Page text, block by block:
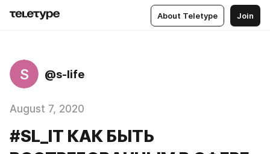
About Teletype Join
S @s-life
August 7, 2020
#SL_IT КАК БЫТЬ